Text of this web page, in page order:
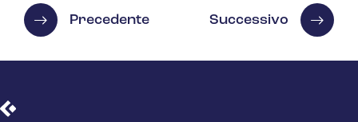
Precedente Successivo